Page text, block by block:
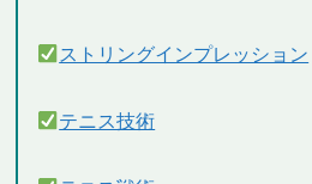
ストリングインプレッション
テニス技術